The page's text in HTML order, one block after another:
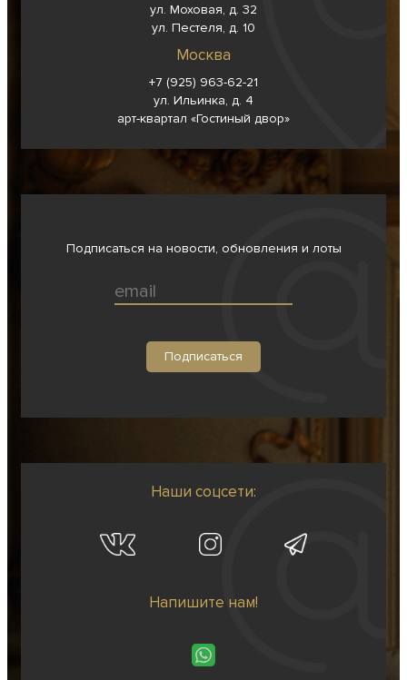
ул. Моховая, д. 32
ул. Пестеля, д. 10
Москва
+7 (925) 963-62-21
ул. Ильинка, д. 4
арт-квартал «Гостиный двор»
Подписаться на новости, обновления и лоты
Наши соцсети:
Напишите нам!